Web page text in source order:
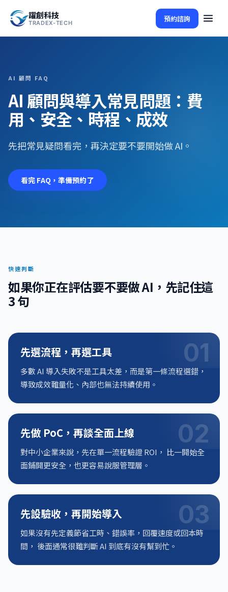
躍創科技
TRADEX-TECH 預約諮詢
AI 顧問 FAQ
AI 顧問與導入常見問題：費
用、安全、時程、成效
先把常見疑問看完，再決定要不要開始做 AI。
看完 FAQ，準備預約了
快速判斷
如果你正在評估要不要做 AI，先記住這
3 句
01
先選流程，再選工具
多數 AI 導入失敗不是工具太差，而是第一條流程選錯，
導致成效難量化、內部也無法持續使用。
02
先做 PoC，再談全面上線
對中小企業來說，先在單一流程驗證 ROI， 比一開始全
面鋪開更安全，也更容易說服管理層。
03
先設驗收，再開始導入
如果沒有先定義節省工時、錯誤率，回覆速度或回本時
間， 後面通常很難判斷 AI 到底有沒有幫到忙。